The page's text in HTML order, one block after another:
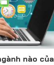
nào của